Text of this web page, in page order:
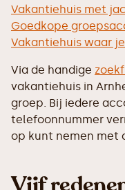
Vakantiehuis met
Goedkope
Vakantiehuis waar
Via de handige
vakantiehuis in
groep. Bij iedere
telefoonnummer
op kunt nemen met